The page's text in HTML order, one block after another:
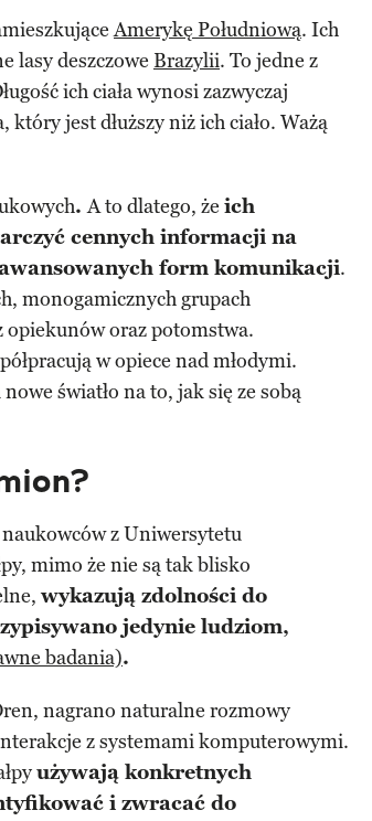
Amerykę Południową. Ich
lasy deszczowe Brazylii. To jedne z
ich ciała wynosi zazwyczaj
jest dłuższy niż ich ciało. Ważą
.A to dlatego, że ich
cennych informacji na
form komunikacji.
monogamicznych grupach
opiekunów oraz potomstwa.
w opiece nad młodymi.
światło na to, jak się ze sobą
naukowców z Uniwersytetu
mimo że nie są tak blisko
wykazują zdolności do
jedynie ludziom,
badania).
nagrano naturalne rozmowy
z systemami komputerowymi.
używają konkretnych
i zwracać do